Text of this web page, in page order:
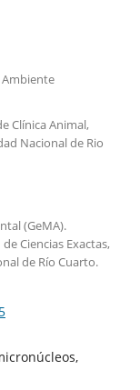
Ambiente
Clínica Animal,
Nacional de Rio
(GeMA).
Ciencias Exactas,
de Río Cuarto.